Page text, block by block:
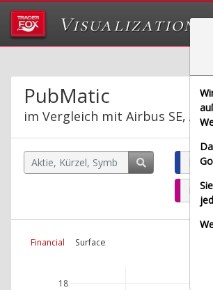
Visualizations
PubMatic
im Vergleich mit Airbus SE,
Financial Surface
18